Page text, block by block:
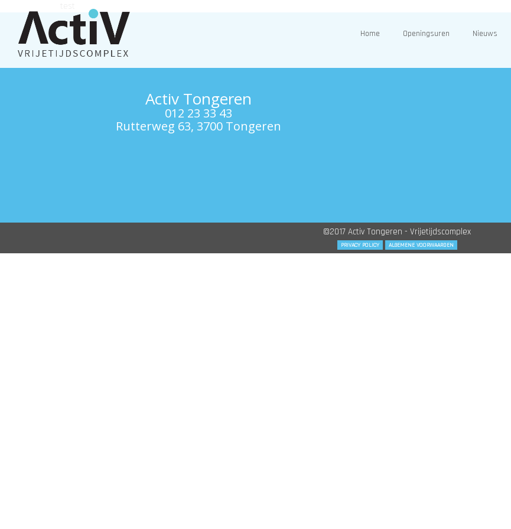
Home Openingsuren Nieuws
Activ Tongeren
012 23 33 43
Rutterweg 63, 3700 Tongeren
©2017 Activ Tongeren - Vrijetijdscomplex
PRIVACY POLICY ALGEMENE VOORWAARDEN